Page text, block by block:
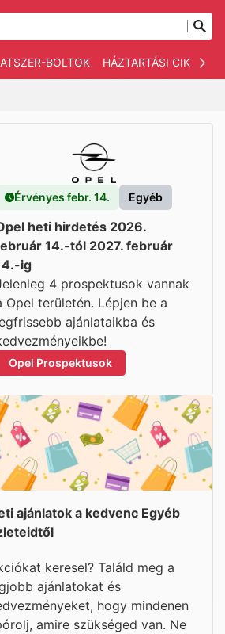
BOLTOK HÁZTARTÁSI CIKKEK
Érvényes febr. 14. Egyéb
heti hirdetés 2026.
14.-tól 2027. február
ig
4 prospektusok vannak
Opel területén. Lépjen be a
ajánlataikba és
Opel Prospektusok
ajánlatok a kedvenc Egyéb
keresel? Találd meg a
ajánlatokat és
hogy mindenen
amire szükséged van. Ne